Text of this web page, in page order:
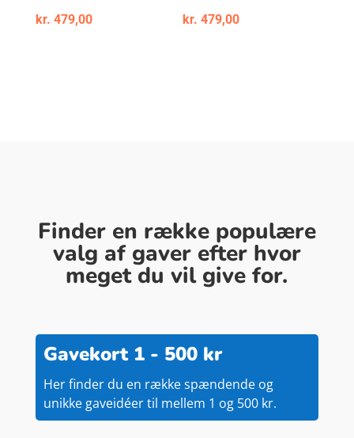
kr. 479,00 kr. 479,00
Finder en række populære
valg af gaver efter hvor
meget du vil give for.
Gavekort 1 - 500 kr
Her finder du en række spændende og
unikke gaveidéer til mellem 1 og 500 kr.